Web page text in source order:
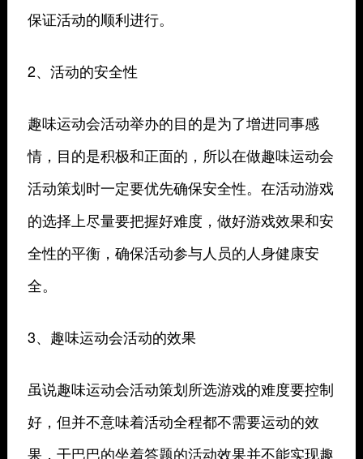
保证活动的顺利进行。
2、活动的安全性
趣味运动会活动举办的目的是为了增进同事感
情，目的是积极和正面的，所以在做趣味运动会
活动策划时一定要优先确保安全性。在活动游戏
的选择上尽量要把握好难度，做好游戏效果和安
全性的平衡，确保活动参与人员的人身健康安
全。
3、趣味运动会活动的效果
虽说趣味运动会活动策划所选游戏的难度要控制
好，但并不意味着活动全程都不需要运动的效
果，干巴巴的坐着答题的活动效果并不能实现趣